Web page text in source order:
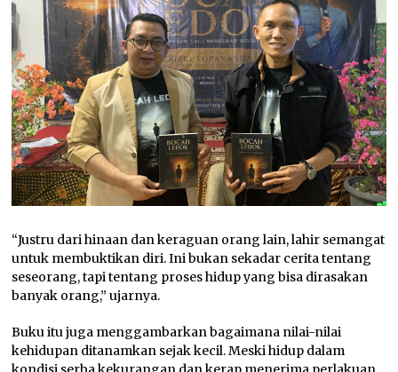
“Justru dari hinaan dan keraguan orang lain, lahir semangat
untuk membuktikan diri. Ini bukan sekadar cerita tentang
seseorang, tapi tentang proses hidup yang bisa dirasakan
banyak orang,” ujarnya.
Buku itu juga menggambarkan bagaimana nilai-nilai
kehidupan ditanamkan sejak kecil. Meski hidup dalam